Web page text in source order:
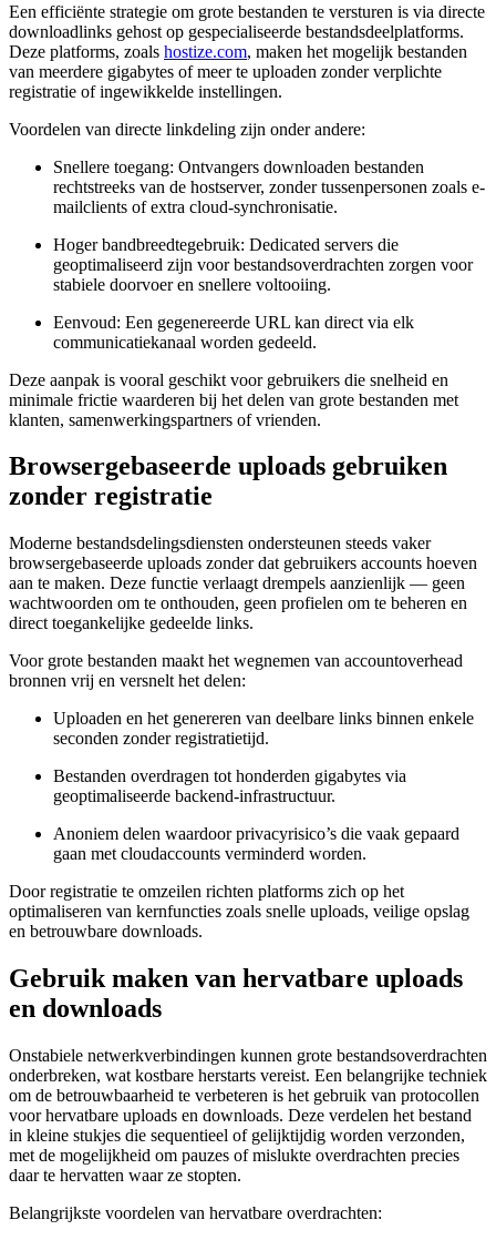
Een efficiënte strategie om grote bestanden te versturen is via directe
downloadlinks gehost op gespecialiseerde bestandsdeelplatforms.
Deze platforms, zoals hostize.com, maken het mogelijk bestanden
van meerdere gigabytes of meer te uploaden zonder verplichte
registratie of ingewikkelde instellingen.
Voordelen van directe linkdeling zijn onder andere:
Snellere toegang: Ontvangers downloaden bestanden
rechtstreeks van de hostserver, zonder tussenpersonen zoals e-
mailclients of extra cloud-synchronisatie.
Hoger bandbreedtegebruik: Dedicated servers die
geoptimaliseerd zijn voor bestandsoverdrachten zorgen voor
stabiele doorvoer en snellere voltooiing.
Eenvoud: Een gegenereerde URL kan direct via elk
communicatiekanaal worden gedeeld.
Deze aanpak is vooral geschikt voor gebruikers die snelheid en
minimale frictie waarderen bij het delen van grote bestanden met
klanten, samenwerkingspartners of vrienden.
Browsergebaseerde uploads gebruiken
zonder registratie
Moderne bestandsdelingsdiensten ondersteunen steeds vaker
browsergebaseerde uploads zonder dat gebruikers accounts hoeven
aan te maken. Deze functie verlaagt drempels aanzienlijk — geen
wachtwoorden om te onthouden, geen profielen om te beheren en
direct toegankelijke gedeelde links.
Voor grote bestanden maakt het wegnemen van accountoverhead
bronnen vrij en versnelt het delen:
Uploaden en het genereren van deelbare links binnen enkele
seconden zonder registratietijd.
Bestanden overdragen tot honderden gigabytes via
geoptimaliseerde backend-infrastructuur.
Anoniem delen waardoor privacyrisico’s die vaak gepaard
gaan met cloudaccounts verminderd worden.
Door registratie te omzeilen richten platforms zich op het
optimaliseren van kernfuncties zoals snelle uploads, veilige opslag
en betrouwbare downloads.
Gebruik maken van hervatbare uploads
en downloads
Onstabiele netwerkverbindingen kunnen grote bestandsoverdrachten
onderbreken, wat kostbare herstarts vereist. Een belangrijke techniek
om de betrouwbaarheid te verbeteren is het gebruik van protocollen
voor hervatbare uploads en downloads. Deze verdelen het bestand
in kleine stukjes die sequentieel of gelijktijdig worden verzonden,
met de mogelijkheid om pauzes of mislukte overdrachten precies
daar te hervatten waar ze stopten.
Belangrijkste voordelen van hervatbare overdrachten: